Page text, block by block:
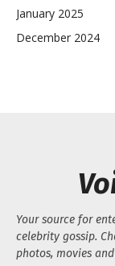
January 2025
December 2024
Your source for
celebrity gossip.
photos, movies and